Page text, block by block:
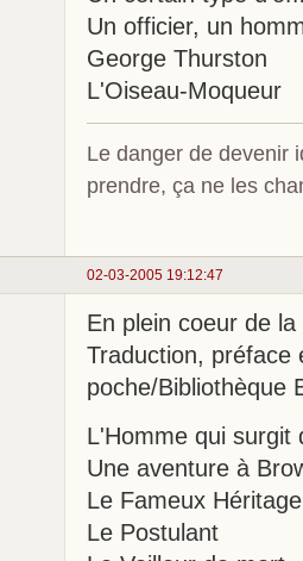
Un officier, un
George Thurston
L'Oiseau-Moqueur
Le danger de devenir
prendre, ça ne les
02-03-2005 19:12:47
En plein coeur de
Traduction, préface
poche/Bibliothèque
L'Homme qui surgit
Une aventure à
Le Fameux
Le Postulant